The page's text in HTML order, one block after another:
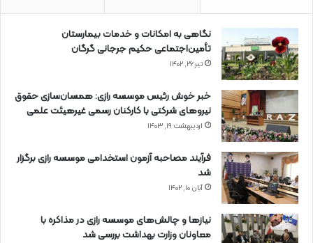
نگاهی به امکانات و خدمات بیمارستان
تأمین‌اجتماعی حکیم جرجانی گرگان
تیر ۲۶, ۱۴۰۲
خبر خوش رئیس موسسه رازی: همسان‌سازی حقوق
نیروهای شرکتی با کارکنان رسمی غیرهیئت علمی
اردیبهشت ۱۹, ۱۴۰۳
فرآیند مصاحبه آزمون استخدامی موسسه رازی برگزار
شد
آبان ۱۰, ۱۴۰۲
نیازها و چالش‌های موسسه رازی در مذاکره با
معاونان وزارت بهداشت بررسی شد